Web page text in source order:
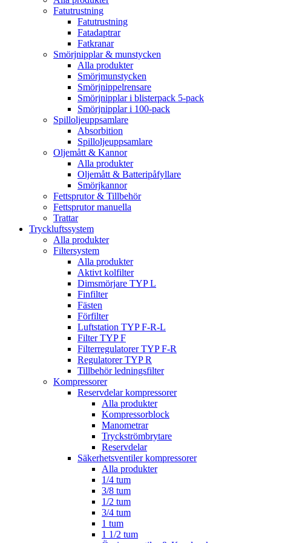
Fatutrustning
Fatutrustning
Fatadaptrar
Fatkranar
Smörjnipplar & munstycken
Alla produkter
Smörjmunstycken
Smörjnippelrensare
Smörjnipplar i blisterpack 5-pack
Smörjnipplar i 100-pack
Spilloljeuppsamlare
Absorbition
Spilloljeuppsamlare
Oljemått & Kannor
Alla produkter
Oljemått & Batteripåfyllare
Smörjkannor
Fettsprutor & Tillbehör
Fettsprutor manuella
Trattar
Tryckluftssystem
Alla produkter
Filtersystem
Alla produkter
Aktivt kolfilter
Dimsmörjare TYP L
Finfilter
Fästen
Förfilter
Luftstation TYP F-R-L
Filter TYP F
Filterregulatorer TYP F-R
Regulatorer TYP R
Tillbehör ledningsfilter
Kompressorer
Reservdelar kompressorer
Alla produkter
Kompressorblock
Manometrar
Tryckströmbrytare
Reservdelar
Säkerhetsventiler kompressorer
Alla produkter
1/4 tum
3/8 tum
1/2 tum
3/4 tum
1 tum
1 1/2 tum